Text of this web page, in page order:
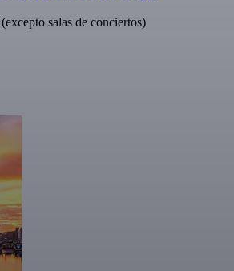
salas de conciertos)